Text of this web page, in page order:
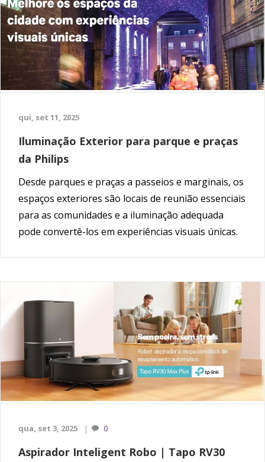
qui, set 11, 2025
Iluminação Exterior para parque e praças
da Philips
Desde parques e praças a passeios e marginais, os
espaços exteriores são locais de reunião essenciais
para as comunidades e a iluminação adequada
pode convertê-los em experiências visuais únicas.
qua, set 3, 2025 0
Aspirador Inteligent Robo | Tapo RV30